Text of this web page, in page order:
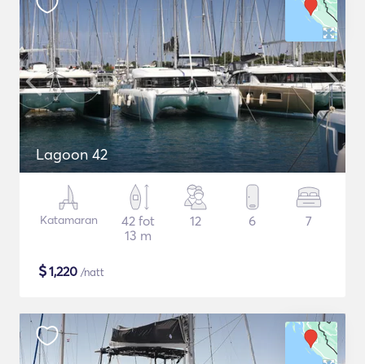
Lagoon 42
Katamaran
42 fot
13 m
12 6 7
$1,220 /natt